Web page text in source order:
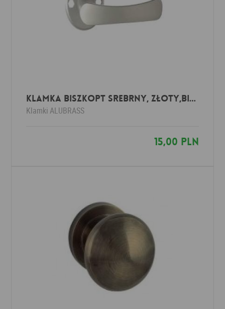
Klamka BISZKOPT srebrny, złoty,biały,brązowy,czarny
Klamki ALUBRASS
15,00 PLN